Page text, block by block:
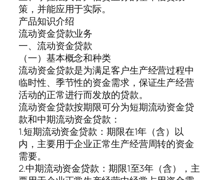
策，并能应用于实际。
产品知识介绍
流动资金贷款业务
一、流动资金贷款
（一）基本概念和种类
流动资金贷款是为满足客户生产经营过程中
临时性、季节性的资金需求，保证生产经营
活动的正常进行而发放的贷款。
流动资金贷款按期限可分为短期流动资金贷
款和中期流动资金贷款：
1.短期流动资金贷款：期限在1年（含）以
内，主要用于企业正常生产经营周转的资金
需要。
2.中期流动资金贷款：期限1至3年（含），主